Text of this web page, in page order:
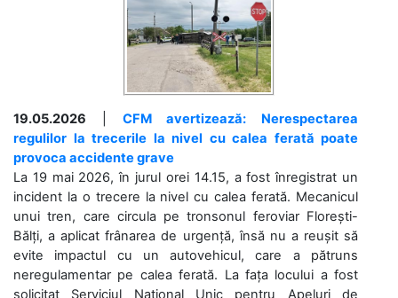
19.05.2026
CFM avertizează: Nerespectarea
regulilor la trecerile la nivel cu calea ferată poate
provoca accidente grave
La 19 mai 2026, în jurul orei 14.15, a fost înregistrat un
incident la o trecere la nivel cu calea ferată. Mecanicul
unui tren, care circula pe tronsonul feroviar Florești-
Bălți, a aplicat frânarea de urgență, însă nu a reușit să
evite impactul cu un autovehicul, care a pătruns
neregulamentar pe calea ferată. La fața locului a fost
solicitat Serviciul Național Unic pentru Apeluri de